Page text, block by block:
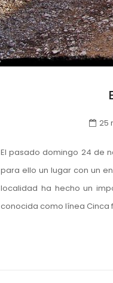
25
El pasado domingo 24 de
para ello un lugar con un
localidad ha hecho un
conocida como línea Cinca